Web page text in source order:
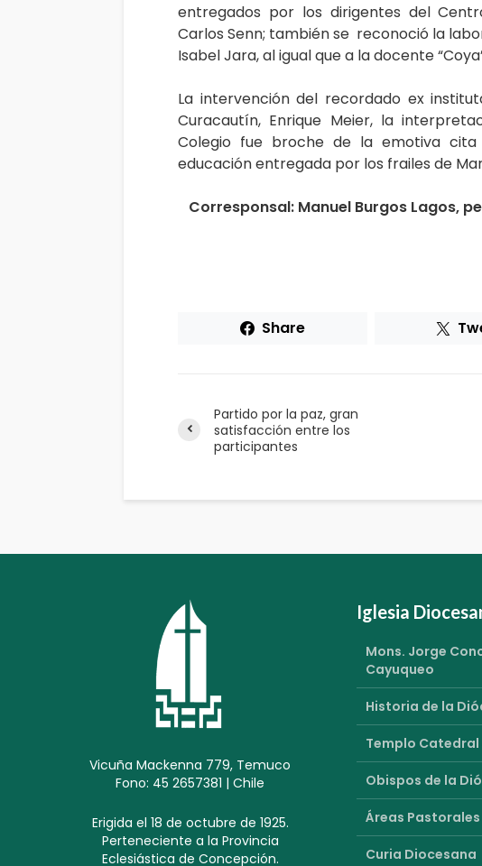
entregados por los dirigentes del
Carlos Senn; también se reconoció la
Isabel Jara, al igual que a la docente
La intervención del recordado ex
Curacautín, Enrique Meier, la
Colegio fue broche de la emotiva
educación entregada por los frailes de
Corresponsal: Manuel Burgos Lagos,
Share
Partido por la paz, gran
satisfacción entre los
participantes
Vicuña Mackenna 779, Temuco
Fono: 45 2657381 | Chile
Erigida el 18 de octubre de 1925.
Perteneciente a la Provincia
Eclesiástica de Concepción.
Iglesia
Mons. Jorge
Cayuqueo
Historia de la
Templo Catedral
Obispos de la
Áreas Pastorales
Curia Diocesana